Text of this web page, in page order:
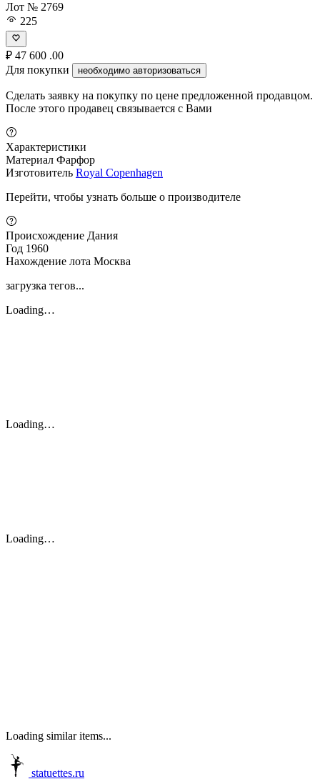
Лот № 2769
225
₽ 47 600 .00
Для покупки
необходимо авторизоваться
Сделать заявку на покупку по цене предложенной продавцом.
После этого продавец связывается с Вами
Характеристики
Материал Фарфор
Изготовитель Royal Copenhagen
Перейти, чтобы узнать больше о производителе
Происхождение Дания
Год 1960
Нахождение лота Москва
загрузка тегов...
Loading…
Loading…
Loading…
Loading similar items...
statuettes.ru